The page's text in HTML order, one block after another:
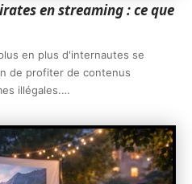
en streaming : ce que
en plus d'internautes se
de profiter de contenus
illégales.…